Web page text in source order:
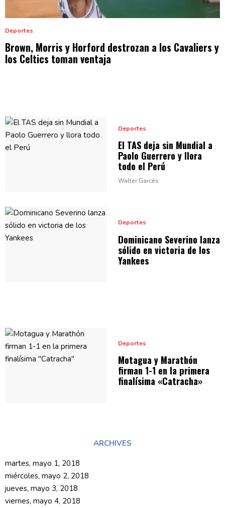
Deportes
Brown, Morris y Horford destrozan a los Cavaliers y
los Celtics toman ventaja
Deportes
El TAS deja sin Mundial a
Paolo Guerrero y llora
todo el Perú
Walter Garcés
Deportes
Dominicano Severino lanza
sólido en victoria de los
Yankees
Deportes
Motagua y Marathón
firman 1-1 en la primera
finalísima «Catracha»
ARCHIVES
martes, mayo 1, 2018
miércoles, mayo 2, 2018
jueves, mayo 3, 2018
viernes, mayo 4, 2018